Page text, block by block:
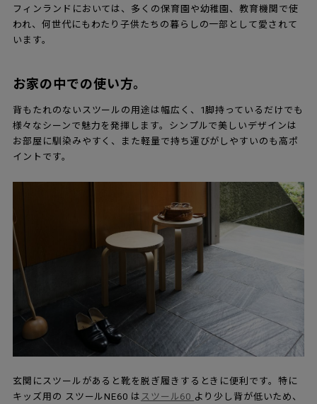
フィンランドにおいては、多くの保育園や幼稚園、教育機関で使
われ、何世代にもわたり子供たちの暮らしの一部として愛されて
います。
お家の中での使い方。
背もたれのないスツールの用途は幅広く、1脚持っているだけでも
様々なシーンで魅力を発揮します。シンプルで美しいデザインは
お部屋に馴染みやすく、また軽量で持ち運びがしやすいのも高ポ
イントです。
玄関にスツールがあると靴を脱ぎ履きするときに便利です。特に
キッズ用の スツールNE60 は スツール60 より少し背が低いため、